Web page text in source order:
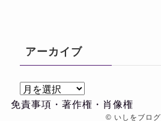
アーカイブ
ア
ー
免責事項・著作権・肖像権
© いしをブログ.